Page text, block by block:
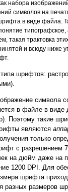
набора
символов на
в виде файла.
такая трактовка
и всюду ниже
шрифтов:
символа
в файле в виде
Поэтому такие
являются
только
с разрешением
на дюйм даже на
1200 DPI. Для
шрифта
разных размеров